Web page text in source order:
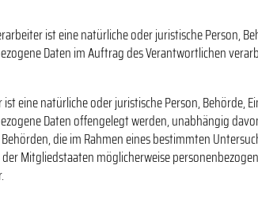
ist eine natürliche oder juristische Person,
Daten im Auftrag des Verantwortlichen
eine natürliche oder juristische Person, Behörde,
Daten offengelegt werden, unabhängig
die im Rahmen eines bestimmten
Mitgliedstaaten möglicherweise